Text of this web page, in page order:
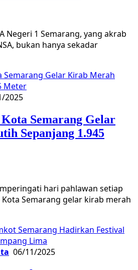
Negeri 1 Semarang, yang akrab
bukan hanya sekadar
2025
Semarang Gelar
Sepanjang 1.945
hari pahlawan setiap
Semarang gelar kirab merah
06/11/2025